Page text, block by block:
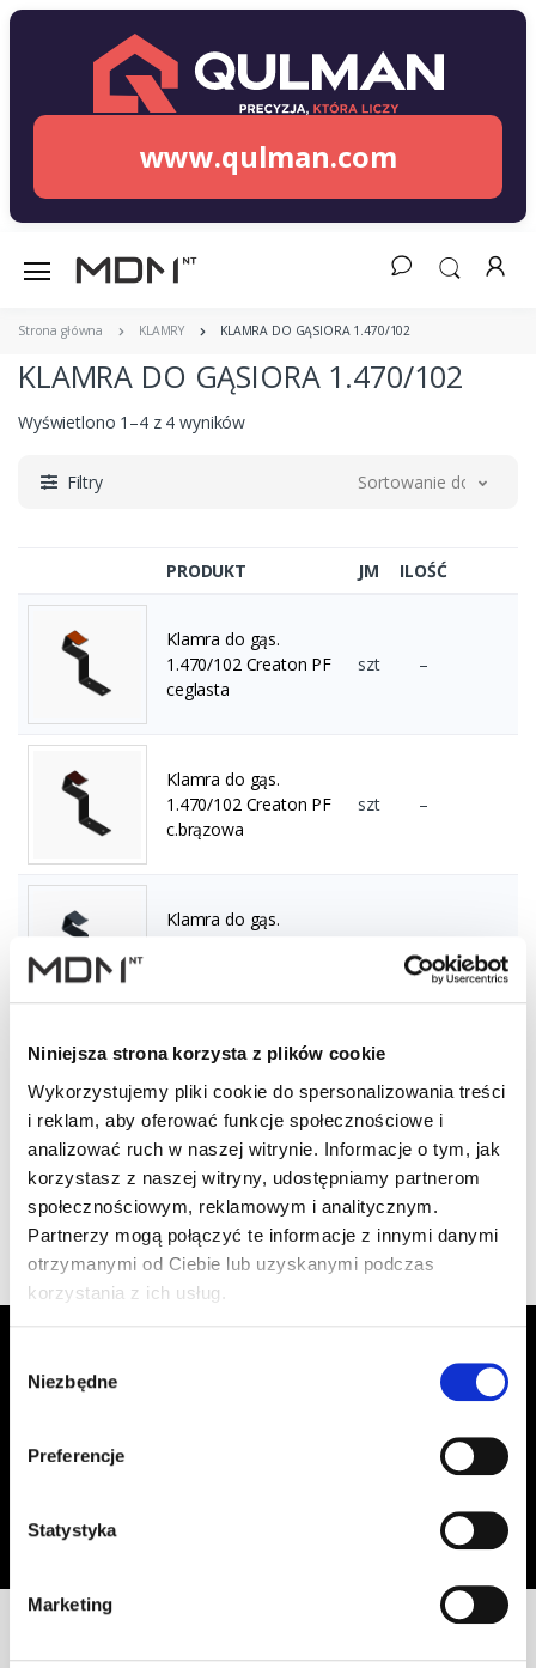
Niniejsza strona korzysta z plików cookie
Wykorzystujemy pliki cookie do spersonalizowania treści
i reklam, aby oferować funkcje społecznościowe i
analizować ruch w naszej witrynie. Informacje o tym, jak
korzystasz z naszej witryny, udostępniamy partnerom
społecznościowym, reklamowym i analitycznym.
Partnerzy mogą połączyć te informacje z innymi danymi
otrzymanymi od Ciebie lub uzyskanymi podczas
korzystania z ich usług.
zgody
Niezbędne
Preferencje
Statystyka
Marketing
www.qulman.com
Strona główna KLAMRY KLAMRA DO GĄSIORA 1.470/102
KLAMRA DO GĄSIORA 1.470/102
Wyświetlono 1–4 z 4 wyników
Filtry Sortowanie domyślne
PRODUKT JM ILOŚĆ
Klamra do gąs.
1.470/102 Creaton PF
ceglasta
szt –
Klamra do gąs.
1.470/102 Creaton PF
c.brązowa
szt –
Klamra do gąs.
Klamra do gąs.
1.470/102 Creaton PF
czarna
szt –
Wyświetlono 1–4 z 4 wyników
otrzymywać informacje o aktualnych
Adres email
Zapisz się
Oświadczam, że zapoznałem się z
przetwarzania moich danych osobowych, w celu przesyłania mi informacji o